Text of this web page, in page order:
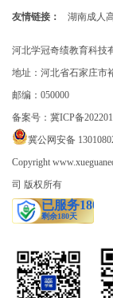
友情链接： 湖南成人
河北学冠奇绩教育科技
地址：河北省石家庄市
邮编：050000
备案号： 冀ICP备
冀公网安备
Copyright
司 版权所有